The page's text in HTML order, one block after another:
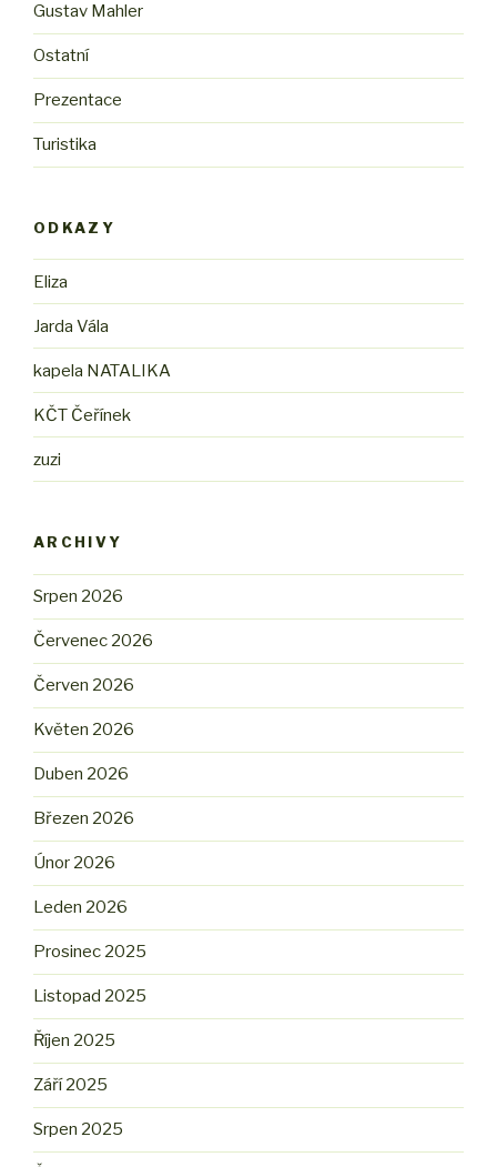
Gustav Mahler
Ostatní
Prezentace
Turistika
ODKAZY
Eliza
Jarda Vála
kapela NATALIKA
KČT Čeřínek
zuzi
ARCHIVY
Srpen 2026
Červenec 2026
Červen 2026
Květen 2026
Duben 2026
Březen 2026
Únor 2026
Leden 2026
Prosinec 2025
Listopad 2025
Říjen 2025
Září 2025
Srpen 2025